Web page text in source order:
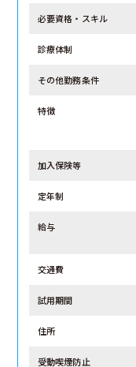
必要資格・スキル
診療体制
その他勤務条件
特徴
加入保険等
定年制
給与
交通費
試用期間
住所
受動喫煙防止